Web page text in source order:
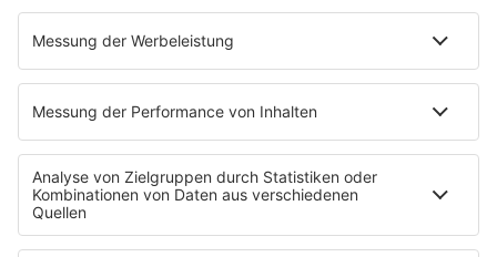
Niemand muss ein Promi sein
PROGRAMM
Mit den Waffeln einer Frau
SERVICE
Empfang
barba radio App